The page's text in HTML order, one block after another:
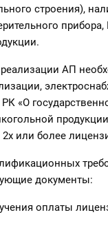
строения),
АП
«О
или более
документы:
оплаты